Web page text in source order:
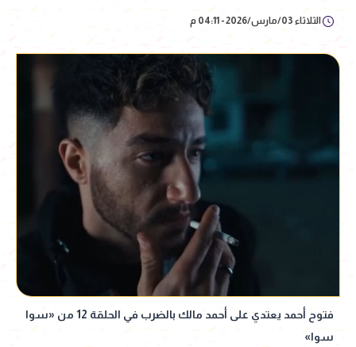
الثلاثاء 03/مارس/2026 - 04:11 م
فتوح أحمد يعتدي على أحمد مالك بالضرب في الحلقة 12 من «سوا
سوا»